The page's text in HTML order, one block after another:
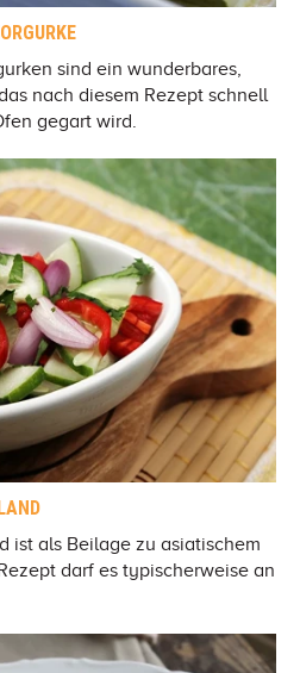
sind ein wunderbares,
nach diesem Rezept schnell
gegart wird.
ist als Beilage zu asiatischem
darf es typischerweise an